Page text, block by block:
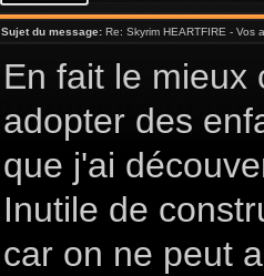
Sujet du message: Re: Skyrim HEARTFIRE - Vos
En fait le mieux
adopter des
que j'ai
Inutile de
car on ne peut